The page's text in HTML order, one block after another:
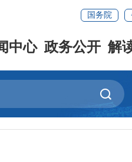
国务院
中心 政务公开 解